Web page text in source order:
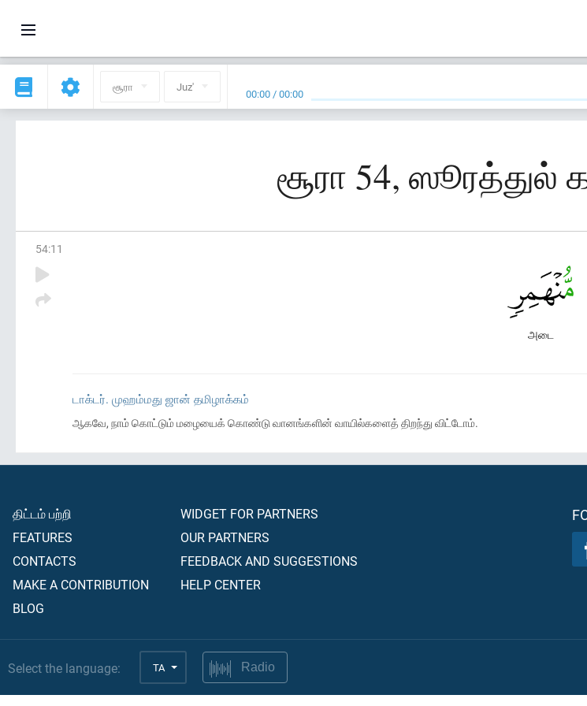
சூரா Juz' 00:00 /00:00
சூரா 54, ஸூரத்துல்
54:11
அடை
டாக்டர். முஹம்மது ஜான் தமிழாக்கம்
ஆகவே, நாம் கொட்டும் மழையைக் கொண்டு வானங்களின் வாயில்களைத் திறந்து விட்டோம்.
திட்டம் பற்றி
FEATURES
CONTACTS
MAKE A CONTRIBUTION
BLOG
WIDGET FOR PARTNERS
OUR PARTNERS
FEEDBACK AND SUGGESTIONS
HELP CENTER
Select the language: TA Radio